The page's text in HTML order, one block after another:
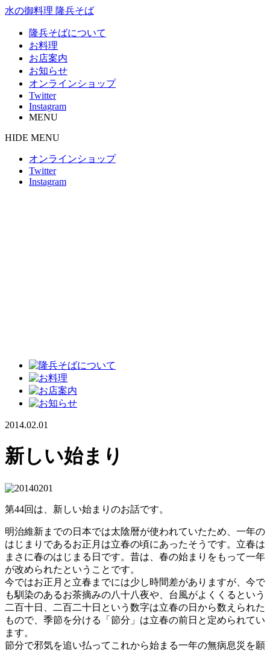
水の御料理 隆兵そば
隆兵そばについて
お料理
お店案内
お知らせ
オンラインショップ
Twitter
Instagram
MENU
HIDE MENU
オンラインショップ
Twitter
Instagram
2014.02.01
新しい始まり
第44回は、新しい始まりのお話です。
明治維新までの日本では太陰暦が使われていたため、一年の
はじまりであるお正月は立春の頃にあったそうです。立春は
まさに春のはじまる日です。昔は、春の始まりをもって一年
が改められたということです。
今ではお正月と立春までには少し時間差がありますが、今で
も馴染のあるお茶摘みの八十八夜や、台風がよくくるという
二百十日、二百二十日という数字は立春の日から数えられた
もので、季節を分ける「節分」は立春の前日と定められてい
ます。
節分で邪気を追い払ってこれから始まる一年の無病息災を願